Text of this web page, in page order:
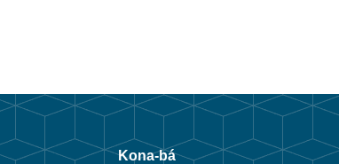
Kona-bá